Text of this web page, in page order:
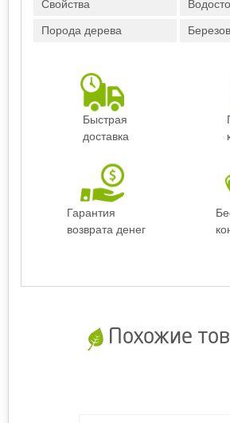
Свойства
Порода дерева
Быстрая
доставка
Гарантия
возврата денег
Похожие